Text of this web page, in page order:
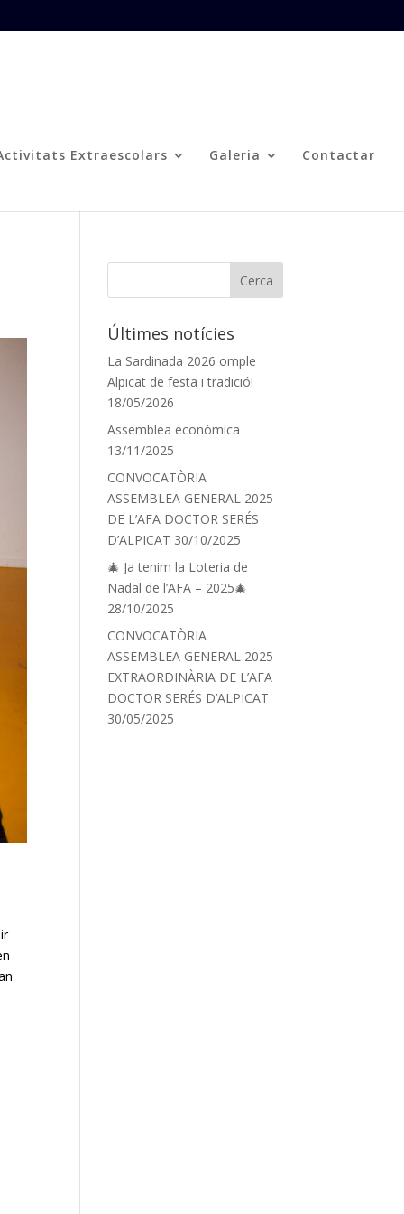
Extraescolars Galeria Contactar
Últimes notícies
La Sardinada 2026 omple
Alpicat de festa i tradició!
18/05/2026
Assemblea econòmica
13/11/2025
CONVOCATÒRIA
ASSEMBLEA GENERAL 2025
DE L’AFA DOCTOR SERÉS
D’ALPICAT 30/10/2025
🎄 Ja tenim la Loteria de
Nadal de l’AFA – 2025🎄
28/10/2025
CONVOCATÒRIA
ASSEMBLEA GENERAL 2025
EXTRAORDINÀRIA DE L’AFA
DOCTOR SERÉS D’ALPICAT
30/05/2025